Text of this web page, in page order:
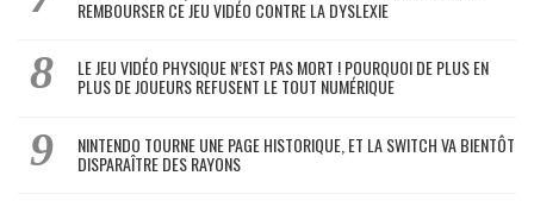
REMBOURSER CE JEU VIDÉO CONTRE LA DYSLEXIE
LE JEU VIDÉO PHYSIQUE N’EST PAS MORT ! POURQUOI DE PLUS EN
PLUS DE JOUEURS REFUSENT LE TOUT NUMÉRIQUE
NINTENDO TOURNE UNE PAGE HISTORIQUE, ET LA SWITCH VA BIENTÔT
DISPARAÎTRE DES RAYONS